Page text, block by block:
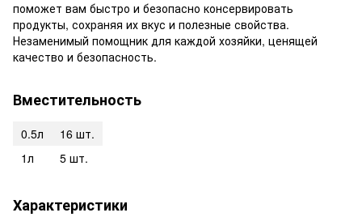
поможет вам быстро и безопасно консервировать
продукты, сохраняя их вкус и полезные свойства.
Незаменимый помощник для каждой хозяйки, ценящей
качество и безопасность.
Вместительность
0.5л
16 шт.
1л
5 шт.
Характеристики